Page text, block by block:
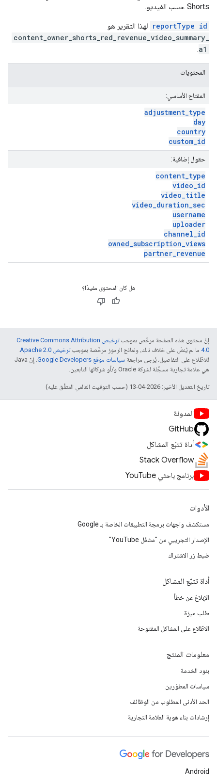
Shorts حسب الفيديو.
reportType id لهذا التقرير هو
content_owner_shorts_red_revenue_video_summary_
a1
.
المحتويات
المفتاح الأساسي:
adjustment_type
day
country
custom_id
حقول إضافية:
content_type
video_id
video_title
video_duration_sec
username
uploader
channel_id
owned_subscription_views
partner_revenue
هل كان المحتوى مفيدًا؟
إنّ محتوى هذه الصفحة مرخّص بموجب
ترخيص Creative Commons Attribution
4.0‏ ما لم يُنصّ على خلاف ذلك، ونماذج الرموز مرخّصة بموجبترخيص Apache 2.0‏
.
للاطّلاع على التفاصيل، يُرجى مراجعة سياسات موقع Google Developers‏
. إنّ Java
هي علامة تجارية مسجَّلة لشركة Oracle و/أو شركائها التابعين.
تاريخ التعديل الأخير: 2026-04-13 (حسب التوقيت العالمي المتفَّق عليه)
المدونة
GitHub
أداة تتبّع المشاكل
Stack Overflow
برنامج باحثي YouTube
الأدوات
مستكشف واجهات برمجة التطبيقات الخاصة بـ Google
الإصدار التجريبي من "مشغّل YouTube"
ضبط زر الاشتراك
أداة تتبّع المشاكل
الإبلاغ عن خطأ
طلب ميزة
الاطّلاع على المشاكل المفتوحة
معلومات المنتج
بنود الخدمة
سياسات المطوّرين
الحد الأدنى المطلوب من الوظائف
إرشادات بناء هوية العلامة التجارية
Android